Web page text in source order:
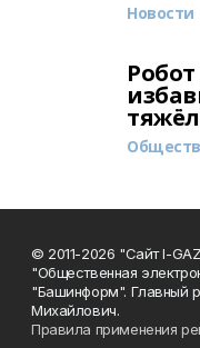
Новости
© 2011-2026 "Сайт I-
"Общественная
"Башинформ". Главный
Михайлович.
Правила применения